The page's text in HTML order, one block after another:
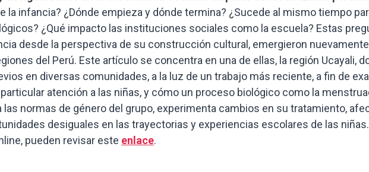
la infancia? ¿Dónde empieza y dónde termina? ¿Sucede al mismo tiempo
¿Qué impacto las instituciones sociales como la escuela? Estas
desde la perspectiva de su construcción cultural, emergieron
del Perú. Este artículo se concentra en una de ellas, la región Ucayali,
en diversas comunidades, a la luz de un trabajo más reciente, a fin de
atención a las niñas, y cómo un proceso biológico como la
normas de género del grupo, experimenta cambios en su tratamiento,
desiguales en las trayectorias y experiencias escolares de las
pueden revisar este enlace.